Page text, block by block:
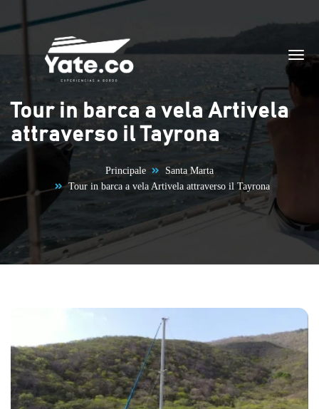
Vai al contenuto
Tour in barca a vela Artivela
attraverso il Tayrona
Principale
Santa Marta
Tour in barca a vela Artivela attraverso il Tayrona